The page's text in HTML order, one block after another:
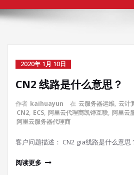
2020年 1月 10日
CN2 线路是什么意思？
作者 kaihuayun 在 云服务器运维, 云计
CN2, ECS, 阿里云代理商凯铧互联, 阿里云
阿里云服务器代理商
客户问题描述： CN2 gia线路是什么意
阅读更多